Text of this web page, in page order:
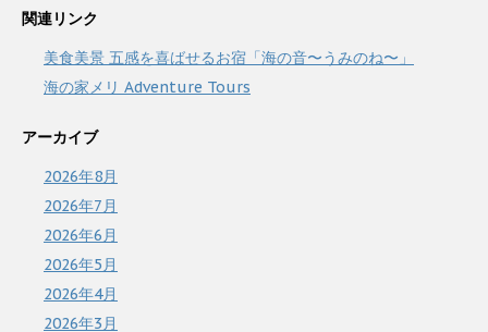
関連リンク
美食美景 五感を喜ばせるお宿「海の音〜うみのね〜」
海の家メリ Adventure Tours
アーカイブ
2026年8月
2026年7月
2026年6月
2026年5月
2026年4月
2026年3月